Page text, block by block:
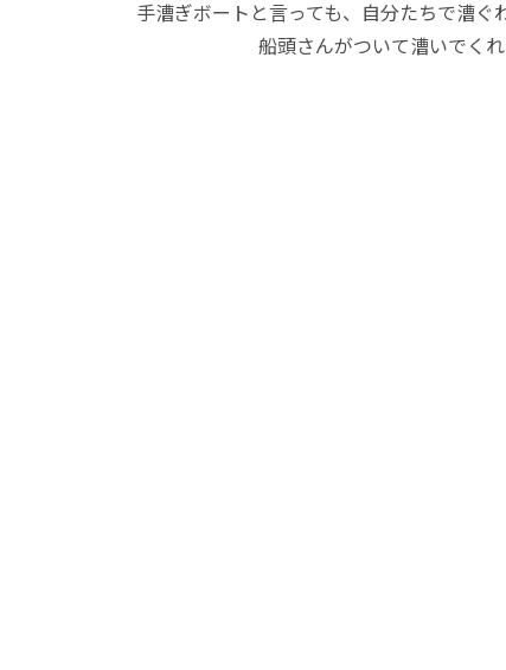
手漕ぎボートと言っても、自分たちで漕ぐ
船頭さんがついて漕いでくれ